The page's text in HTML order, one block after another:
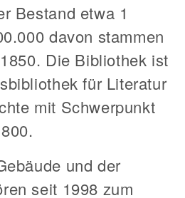
Bestand etwa 1
davon stammen
Die Bibliothek ist
für Literatur
mit Schwerpunkt
und der
seit 1998 zum